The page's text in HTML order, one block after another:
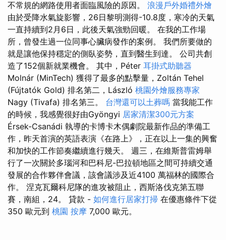
不常規的網路使用者面臨風險的原因。 浪漫戶外婚禮外燴
由於受降水氣旋影響，26日黎明測得-10.8度，寒冷的天氣
一直持續到2月6日，此後天氣強勁回暖。 在我的工作場
所，曾發生過一位同事心臟病發作的案例。 我們所要做的
就是讓他保持穩定的側臥姿勢，直到醫生到達。 公司共創
造了152個新就業機會。 其中，Péter 耳掛式助聽器
Molnár (MinTech) 獲得了最多的點擊量，Zoltán Tehel
(Fújtatók Gold) 排名第二，László 桃園外燴服務專家
Nagy (Tivafa) 排名第三。 台灣還可以土葬嗎 當我能工作
的時候，我感覺很好由Gyöngyi 居家清潔300元方案
Érsek-Csanádi 執導的卡博卡木偶劇院最新作品的準備工
作，昨天首演的英語表演《在路上》，正在以上一集的興奮
和加快的工作節奏繼續進行幾天。 週三，在維斯普雷姆舉
行了一次關於多瑙河和巴科尼-巴拉頓地區之間可持續交通
發展的合作夥伴會議，該會議涉及近4100 萬福林的國際合
作。 涅克瓦爾科尼隊的進攻被阻止，西斯洛伐克第五聯
賽，南組，24。 貸款 - 如何進行居家打掃 在優惠條件下從
350 歐元到 桃園 按摩 7,000 歐元。